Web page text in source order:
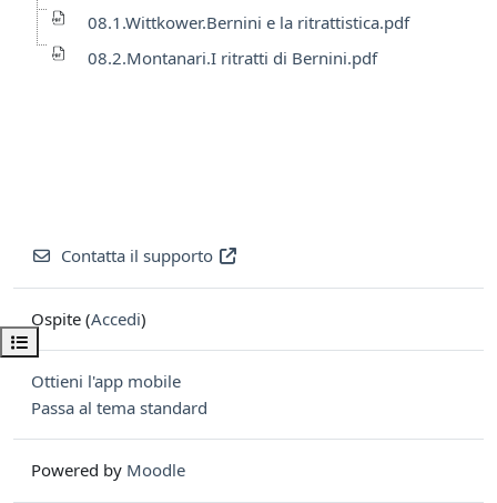
Apri indice del corso
08.1.Wittkower.Bernini e la ritrattistica.pdf
08.2.Montanari.I ritratti di Bernini.pdf
Contatta il supporto
Ospite (Accedi)
Ottieni l'app mobile
Passa al tema standard
Powered by Moodle